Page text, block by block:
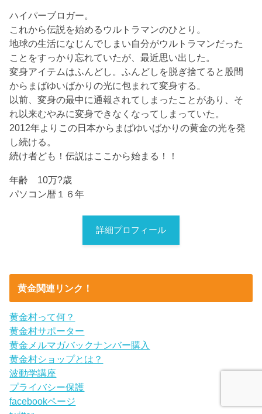
ハイパーブロガー。
これから伝説を始めるウルトラマンのひとり。
地球の生活になじんでしまい自分がウルトラマンだった
ことをすっかり忘れていたが、最近思い出した。
変身アイテムはふんどし。ふんどしを脱ぎ捨てると股間
からまばゆいばかりの光に包まれて変身する。
以前、変身の最中に通報されてしまったことがあり、そ
れ以来むやみに変身できなくなってしまっていた。
2012年よりこの日本からまばゆいばかりの黄金の光を発
し続ける。
続け者ども！伝説はここから始まる！！
年齢 10万?歳
パソコン暦１６年
詳細プロフィール
黄金関連リンク！
黄金村って何？
黄金村サポーター
黄金メルマガバックナンバー購入
黄金村ショップとは？
波動学講座
プライバシー保護
facebookページ